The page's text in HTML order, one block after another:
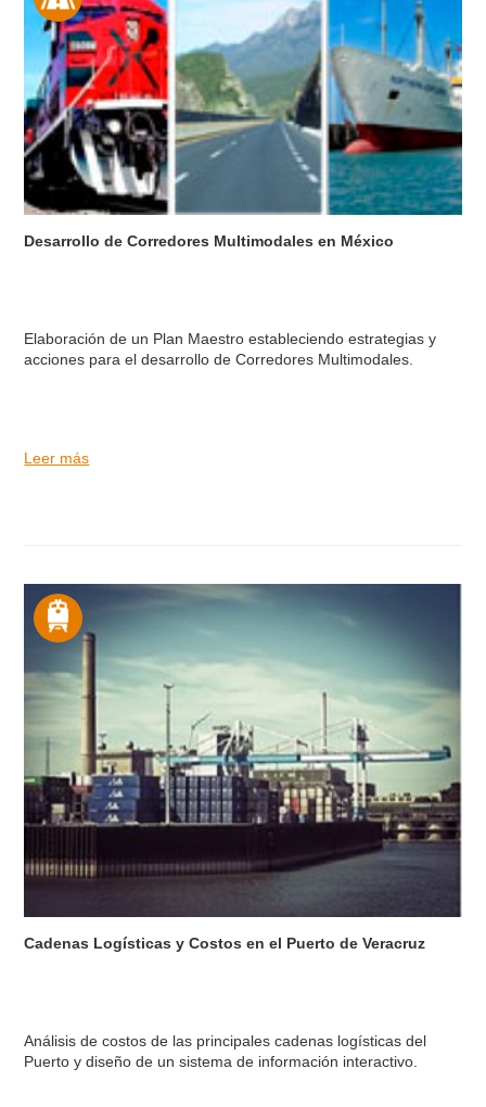
Desarrollo de Corredores Multimodales en México
Elaboración de un Plan Maestro estableciendo estrategias y
acciones para el desarrollo de Corredores Multimodales.
Leer más
Cadenas Logísticas y Costos en el Puerto de Veracruz
Análisis de costos de las principales cadenas logísticas del
Puerto y diseño de un sistema de información interactivo.